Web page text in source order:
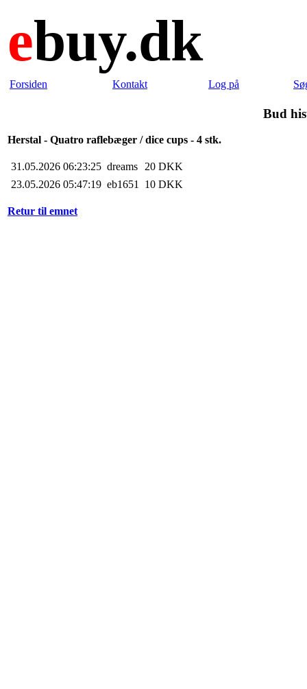
ebuy.dk
Forsiden Kontakt Log på
Bud
Herstal - Quatro raflebæger / dice cups - 4 stk.
31.05.2026 06:23:25 dreams 20 DKK
23.05.2026 05:47:19 eb1651 10 DKK
Retur til emnet